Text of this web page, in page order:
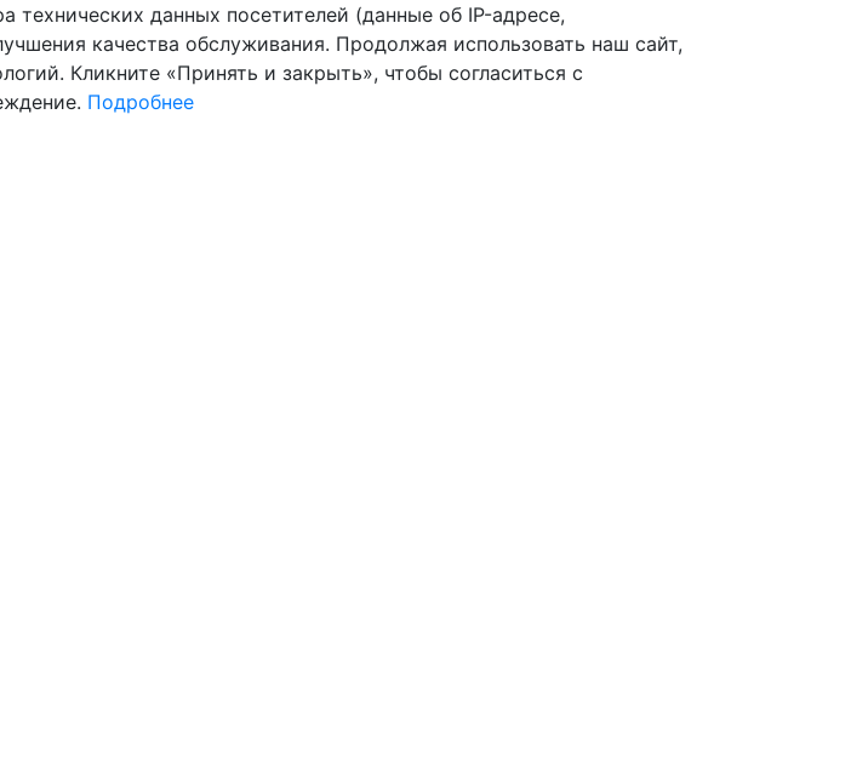
технических данных посетителей (данные об IP-адресе,
качества обслуживания. Продолжая использовать наш сайт,
Кликните «Принять и закрыть», чтобы согласиться с
Подробнее